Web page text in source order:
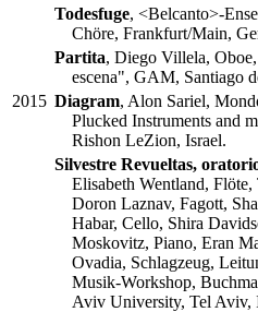
Todesfuge, <Belcanto>-
Chöre, Frankfurt/Main,
Partita, Diego Villela,
escena", GAM, Santiago
2015 Diagram, Alon Sariel,
Plucked Instruments and
Rishon LeZion, Israel.
Silvestre Revueltas,
Elisabeth Wentland,
Doron Laznav, Fagott,
Habar, Cello, Shira
Moskovitz, Piano, Eran
Ovadia, Schlagzeug,
Musik-Workshop,
Aviv University, Tel Aviv,